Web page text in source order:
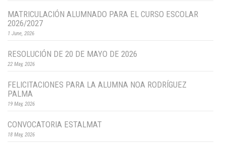
MATRICULACIÓN ALUMNADO PARA EL CURSO ESCOLAR
2026/2027
1 June, 2026
RESOLUCIÓN DE 20 DE MAYO DE 2026
22 May, 2026
FELICITACIONES PARA LA ALUMNA NOA RODRÍGUEZ
PALMA
19 May, 2026
CONVOCATORIA ESTALMAT
18 May, 2026